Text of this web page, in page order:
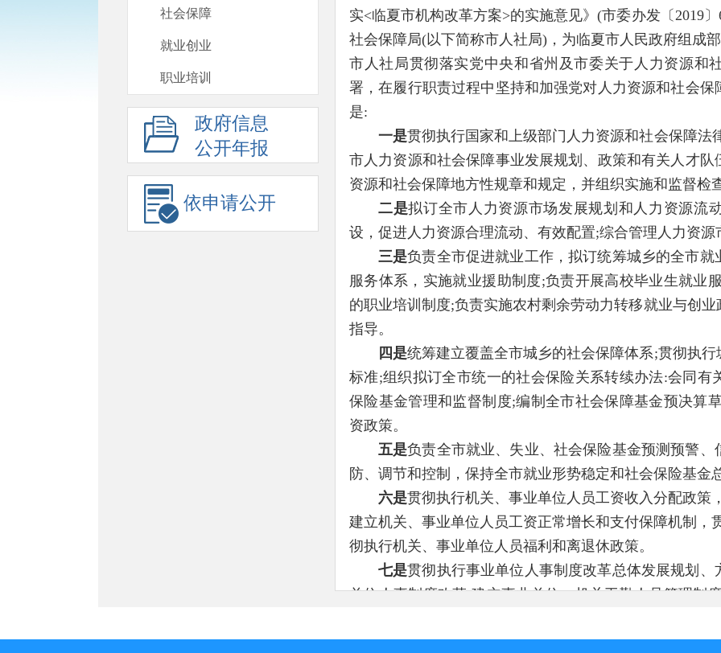
社会保障
就业创业
职业培训
政府信息
公开年报
依申请公开
实<临夏市机构改革方案>的实施意见》(市委办发〔2019
社会保障局(以下简称市人社局)，为临夏市人民政府组成
市人社局贯彻落实党中央和省州及市委关于人力资源和
署，在履行职责过程中坚持和加强党对人力资源和社会
是:
一是贯彻执行国家和上级部门人力资源和社会保障法
市人力资源和社会保障事业发展规划、政策和有关人才
资源和社会保障地方性规章和规定，并组织实施和监督检
二是拟订全市人力资源市场发展规划和人力资源流
设，促进人力资源合理流动、有效配置;综合管理人力资
三是负责全市促进就业工作，拟订统筹城乡的全市
服务体系，实施就业援助制度;负责开展高校毕业生就业
的职业培训制度;负责实施农村剩余劳动力转移就业与创
指导。
四是统筹建立覆盖全市城乡的社会保障体系;贯彻执
标准;组织拟订全市统一的社会保险关系转续办法:会同有
保险基金管理和监督制度;编制全市社会保障基金预决算
资政策。
五是负责全市就业、失业、社会保险基金预测预警
防、调节和控制，保持全市就业形势稳定和社会保险基金
六是贯彻执行机关、事业单位人员工资收入分配政策
建立机关、事业单位人员工资正常增长和支付保障机制，
彻执行机关、事业单位人员福利和离退休政策。
七是贯彻执行事业单位人事制度改革总体发展规划
单位人事制度改革;建立事业单位、机关工勤人员管理制
价制度;建立健全学位管理制度;负责专业技术人才队伍、